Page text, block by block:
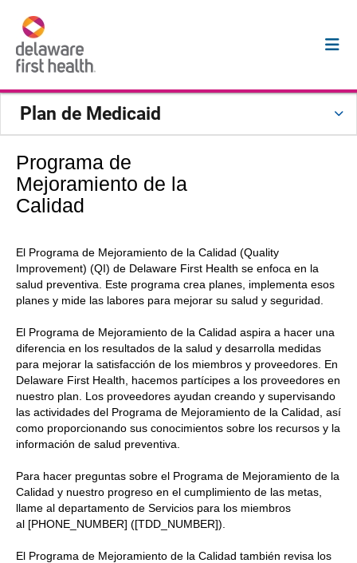
Plan de Medicaid
Programa de
Mejoramiento de la
Calidad
El Programa de Mejoramiento de la Calidad (Quality
Improvement) (QI) de Delaware First Health se enfoca en la
salud preventiva. Este programa crea planes, implementa esos
planes y mide las labores para mejorar su salud y seguridad.
El Programa de Mejoramiento de la Calidad aspira a hacer una
diferencia en los resultados de la salud y desarrolla medidas
para mejorar la satisfacción de los miembros y proveedores. En
Delaware First Health, hacemos partícipes a los proveedores en
nuestro plan. Los proveedores ayudan creando y supervisando
las actividades del Programa de Mejoramiento de la Calidad, así
como proporcionando sus conocimientos sobre los recursos y la
información de salud preventiva.
Para hacer preguntas sobre el Programa de Mejoramiento de la
Calidad y nuestro progreso en el cumplimiento de las metas,
llame al departamento de Servicios para los miembros
al [PHONE_NUMBER] ([TDD_NUMBER]).
El Programa de Mejoramiento de la Calidad también revisa los